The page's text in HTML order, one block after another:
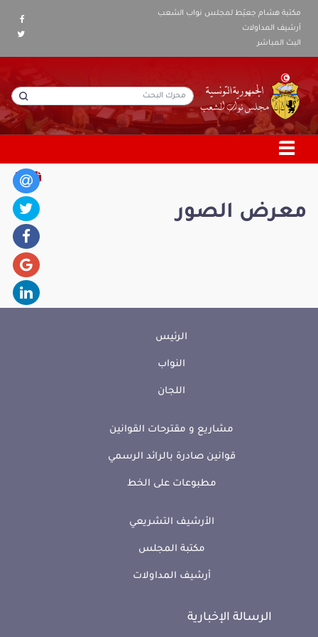
مكتبة هشام جعيّط لمجلس نواب الشعب
أرشيف المداولات
البث المباشر
معرض الصور
الرئيس
النواب
اللجان
مشاريع و مقترحات القوانين
قوانين صادرة بالرائد الرسمي
مطبوعات على الخط
الأرشيف التشريعي
مكتبة المجلس
أرشيف المداولات
الرسالة الإخبارية